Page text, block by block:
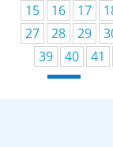
15
16 17
27
28 29
39
40 41